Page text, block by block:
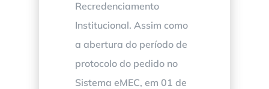
Recredenciamento
Institucional. Assim como
a abertura do período de
protocolo do pedido no
Sistema eMEC, em 01 de